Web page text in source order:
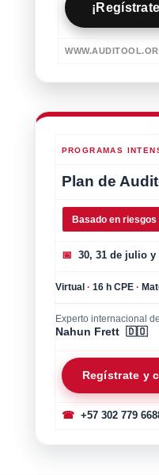
PROGRAMAS
Plan de
Basado en riesgos
📅 30, 31 de julio y
Virtual · 16 h CPE ·
Experto internacional
Nahun Frett 🇩🇴
Regístrate y
☎+57 302 779